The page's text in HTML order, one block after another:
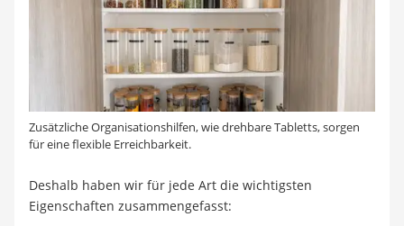
Zusätzliche Organisationshilfen, wie drehbare Tabletts, sorgen
für eine flexible Erreichbarkeit.
Deshalb haben wir für jede Art die wichtigsten
Eigenschaften zusammengefasst: